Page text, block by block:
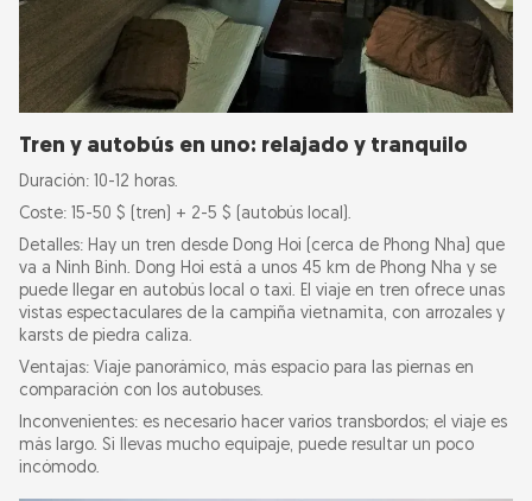
Tren y autobús en uno: relajado y tranquilo
Duración: 10-12 horas.
Coste: 15-50 $ (tren) + 2-5 $ (autobús local).
Detalles: Hay un tren desde Dong Hoi (cerca de Phong Nha) que
va a Ninh Binh. Dong Hoi está a unos 45 km de Phong Nha y se
puede llegar en autobús local o taxi. El viaje en tren ofrece unas
vistas espectaculares de la campiña vietnamita, con arrozales y
karsts de piedra caliza.
Ventajas: Viaje panorámico, más espacio para las piernas en
comparación con los autobuses.
Inconvenientes: es necesario hacer varios transbordos; el viaje es
más largo. Si llevas mucho equipaje, puede resultar un poco
incómodo.